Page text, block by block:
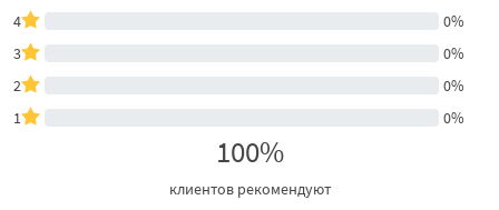
4
0%
3
0%
2
0%
1
0%
100%
клиентов рекомендуют